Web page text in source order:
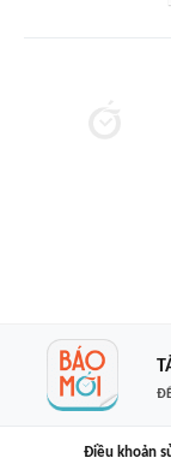
Điều khoản